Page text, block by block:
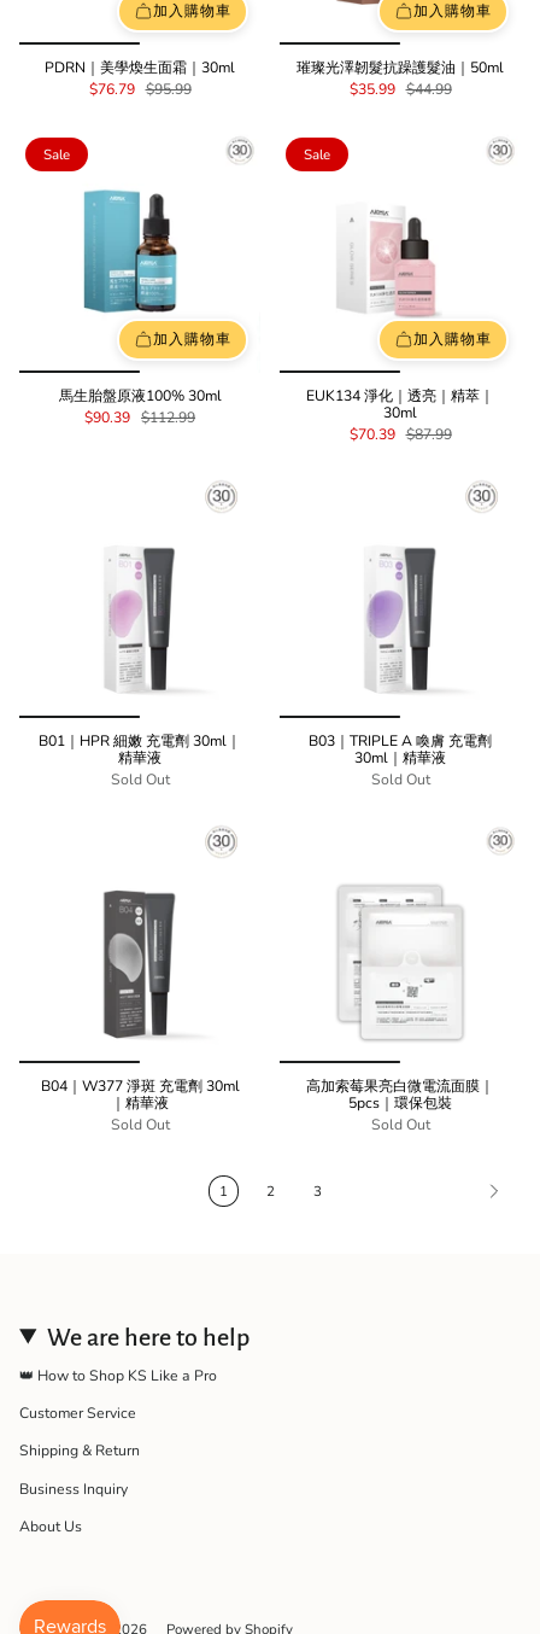
加入購物車
PDRN｜美學煥生面霜｜30ml
$76.79 $95.99
加入購物車
璀璨光澤韌髮抗躁護髮油｜50ml
$35.99 $44.99
Sale
加入購物車
馬生胎盤原液100% 30ml
$90.39 $112.99
Sale
加入購物車
EUK134 淨化｜透亮｜精萃｜
30ml
$70.39 $87.99
B01｜HPR 細嫩 充電劑 30ml｜
精華液
Sold Out
B03｜TRIPLE A 喚膚 充電劑
30ml｜精華液
Sold Out
B04｜W377 淨斑 充電劑 30ml
｜精華液
Sold Out
高加索莓果亮白微電流面膜｜
5pcs｜環保包裝
Sold Out
1 2 3
We are here to help
👑 How to Shop KS Like a Pro
Customer Service
Shipping & Return
Business Inquiry
About Us
© KeshaSelect 2026 Powered by Shopify